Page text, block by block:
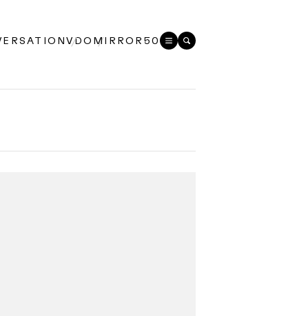
VDO MIRROR50